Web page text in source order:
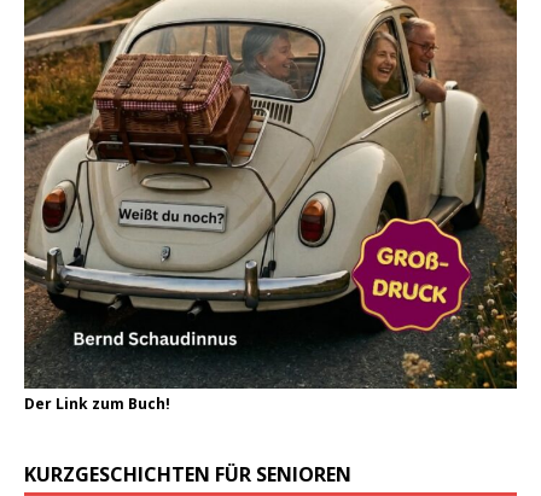
Der Link zum Buch!
KURZGESCHICHTEN FÜR SENIOREN